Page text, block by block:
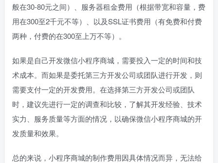
般在30-80元之间）、服务器租金费用（根据带宽和容量，费
用在300至2千元不等）、以及SSL证书费用（有免费和付费
两种，付费的在300至上万不等）。
如果是自己开发微信小程序商城，需要投入一定的时间和技
术成本。而如果是委托第三方开发公司或团队进行开发，则
需要支付一定的开发费用。在选择第三方开发公司或团队
时，建议先进行一定的调查和比较，了解其开发经验、技术
实力、服务质量等方面的情况，以确保微信小程序商城的开
发质量和效果。
总的来说，小程序商城的制作费用因具体情况而异，无法给